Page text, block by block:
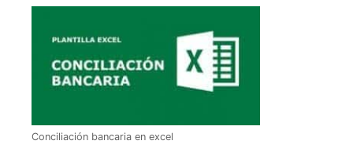
Conciliación bancaria en excel